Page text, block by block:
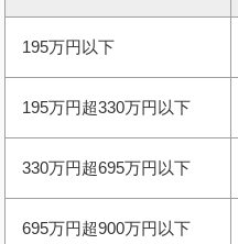
195万円以下
195万円超330万円以下
330万円超695万円以下
695万円超900万円以下